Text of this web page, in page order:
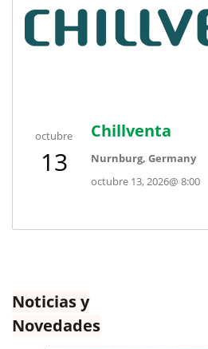
octubre
13
octubre 13, 2026@8:00
Chillventa
Nurnburg, Germany
Noticias y
Novedades